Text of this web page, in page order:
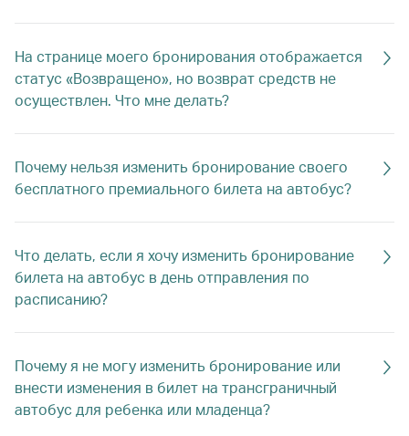
На странице моего бронирования отображается
статус «Возвращено», но возврат средств не
осуществлен. Что мне делать?
Почему нельзя изменить бронирование своего
бесплатного премиального билета на автобус?
Что делать, если я хочу изменить бронирование
билета на автобус в день отправления по
расписанию?
Почему я не могу изменить бронирование или
внести изменения в билет на трансграничный
автобус для ребенка или младенца?